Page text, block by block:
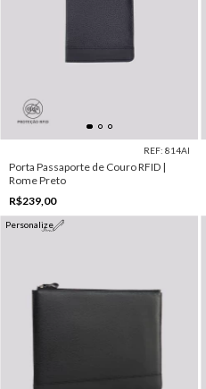
REF: 814AI
Porta Passaporte de Couro RFID |
Rome Preto
R$239,00
Personalize